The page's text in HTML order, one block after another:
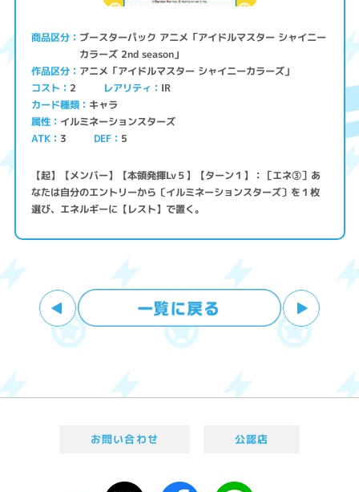
商品区分 ブースターパック アニメ「アイドルマスター シャイニー
カラーズ 2nd season」
作品区分 アニメ「アイドルマスター シャイニーカラーズ」
コスト 2 レアリティ IR
カード種類 キャラ
属性 イルミネーションスターズ
ATK 3 DEF 5
【起】【メンバー】【本領発揮Lv５】【ターン１】：［エネ③］あ
なたは自分のエントリーから〔イルミネーションスターズ〕を１枚
選び、エネルギーに【レスト】で置く。
お問い合わせ 公認店